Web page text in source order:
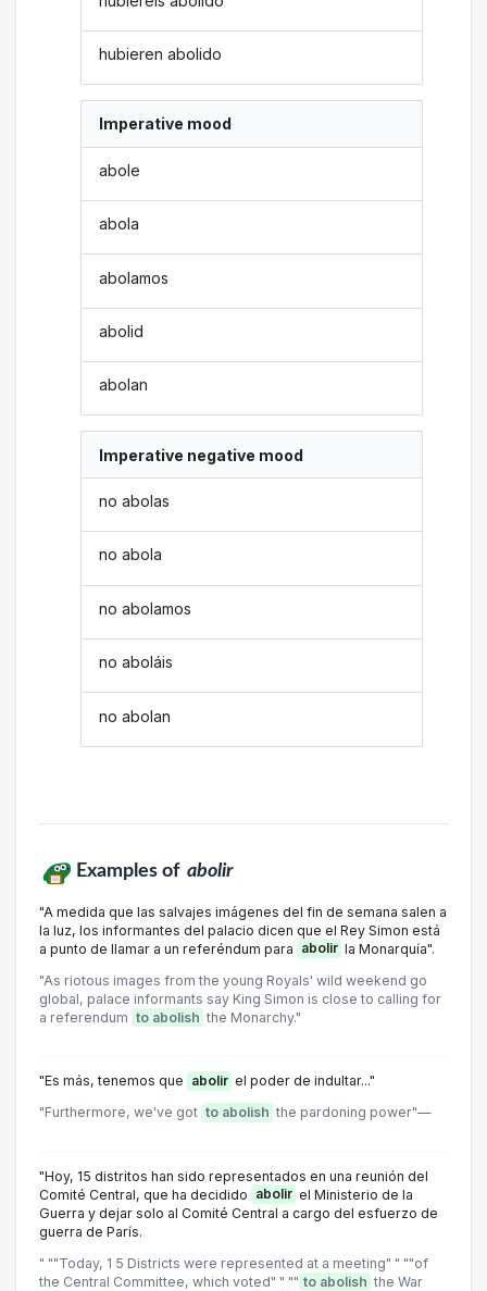
hubieren abolido
Imperative mood
abole
abola
abolamos
abolid
abolan
Imperative negative mood
no abolas
no abola
no abolamos
no aboláis
no abolan
Examples of abolir
"A medida que las salvajes imágenes del fin de semana salen a
la luz, los informantes del palacio dicen que el Rey Simon está
a punto de llamar a un referéndum para abolir la Monarquía".
"As riotous images from the young Royals' wild weekend go
global, palace informants say King Simon is close to calling for
a referendum to abolish the Monarchy."
"Es más, tenemos que abolir el poder de indultar..."
"Furthermore, we've got to abolish the pardoning power"—
"Hoy, 15 distritos han sido representados en una reunión del
Comité Central, que ha decidido abolir el Ministerio de la
Guerra y dejar solo al Comité Central a cargo del esfuerzo de
guerra de París.
" ""Today, 1 5 Districts were represented at a meeting" " ""of
the Central Committee, which voted" " "" to abolish the War